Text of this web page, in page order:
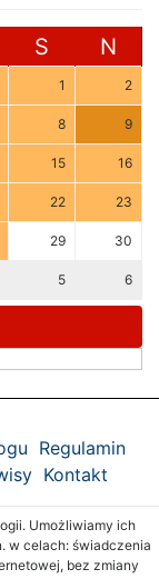
S N
1 2
8 9
15 16
22 23
29 30
5 6
Regulamin
Kontakt
Umożliwiamy ich
w celach: świadczenia
bez zmiany